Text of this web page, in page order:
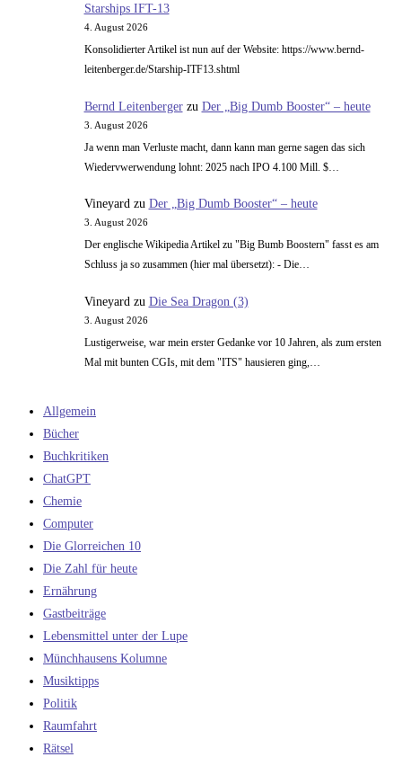
Starships IFT-13
4. August 2026
Konsolidierter Artikel ist nun auf der Website: https://www.bernd-
leitenberger.de/Starship-ITF13.shtml
Bernd Leitenbergerzu Der „Big Dumb Booster“ – heute
3. August 2026
Ja wenn man Verluste macht, dann kann man gerne sagen das sich
Wiedervwerwendung lohnt: 2025 nach IPO 4.100 Mill. $…
Vineyardzu Der „Big Dumb Booster“ – heute
3. August 2026
Der englische Wikipedia Artikel zu "Big Bumb Boostern" fasst es am
Schluss ja so zusammen (hier mal übersetzt): - Die…
Vineyard zu Die Sea Dragon (3)
3. August 2026
Lustigerweise, war mein erster Gedanke vor 10 Jahren, als zum ersten
Mal mit bunten CGIs, mit dem "ITS" hausieren ging,…
Allgemein
Bücher
Buchkritiken
ChatGPT
Chemie
Computer
Die Glorreichen 10
Die Zahl für heute
Ernährung
Gastbeiträge
Lebensmittel unter der Lupe
Münchhausens Kolumne
Musiktipps
Politik
Raumfahrt
Rätsel